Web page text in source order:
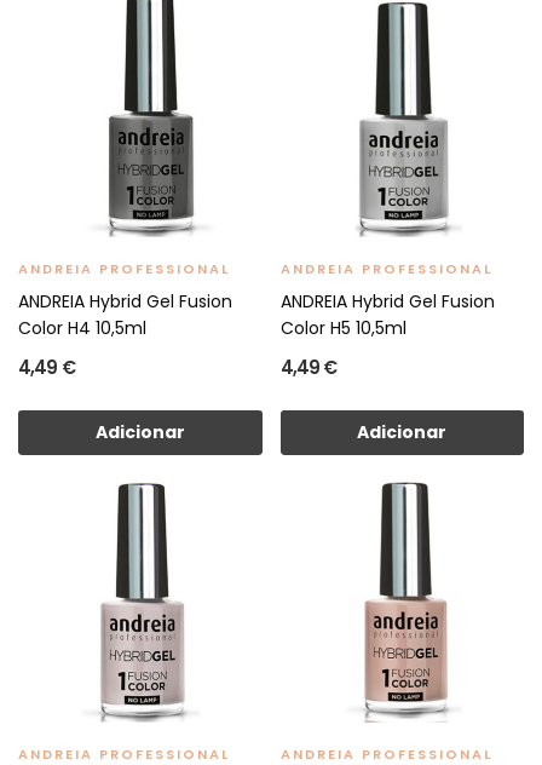
ANDREIA PROFESSIONAL
ANDREIA Hybrid Gel Fusion
Color H4 10,5ml
4,49 €
Adicionar
ANDREIA PROFESSIONAL
ANDREIA Hybrid Gel Fusion
Color H5 10,5ml
4,49 €
Adicionar
ANDREIA PROFESSIONAL ANDREIA PROFESSIONAL